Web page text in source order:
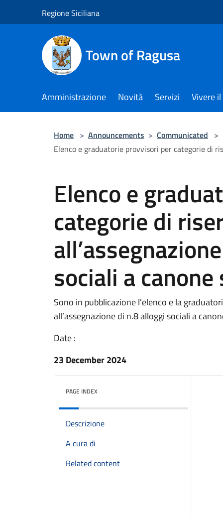
Regione Siciliana
Town of Ragusa
Amministrazione Novità Servizi Vivere
Home > Announcements > Communicated >
Elenco e graduatorie provvisori per categorie di
Elenco e
categorie di
sociali a
Sono in pubblicazione l'elenco e la
all’assegnazione di n.8 alloggi sociali a
Date :
23 December 2024
PAGE INDEX
Descrizione
A cura di
Related content